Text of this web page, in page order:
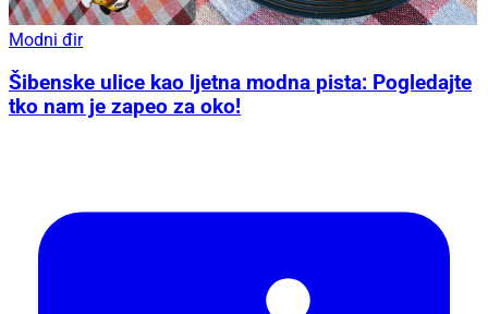
Modni đir
Šibenske ulice kao ljetna modna pista: Pogledajte
tko nam je zapeo za oko!